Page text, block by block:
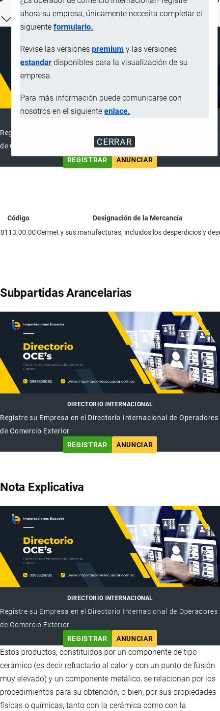
ahora su empresa, únicamente necesita completar el
siguienteformulario.
Revise las versionespremium y las versiones
estandar disponibles para la visualización de su
empresa.
Para más información puede comunicarse con
nosotros en el siguienteenlace.
CERRAR
Registre su Empresa en el Directorio Internacional de Operadores
de Comercio Exterior
REGISTRAR
ANUNCIAR
Código
Designación de la Mercancía
8113.00.00Cermet y sus manufacturas, incluidos los desperdicios y
Subpartidas Arancelarias
DIRECTORIO INTERNACIONAL
Registre su Empresa en el Directorio Internacional de Operadores
de Comercio Exterior
REGISTRAR
ANUNCIAR
Nota Explicativa
DIRECTORIO INTERNACIONAL
Registre su Empresa en el Directorio Internacional de Operadores
de Comercio Exterior
REGISTRAR
ANUNCIAR
Estos productos, constituidos por un componente de tipo
cerámico (es decir refractario al calor y con un punto de fusión
muy elevado) y un componente metálico, se relacionan por los
procedimientos para su obtención, o bien, por sus propiedades
físicas o químicas, tanto con la cerámica como con la